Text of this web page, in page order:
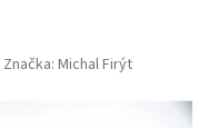
Značka: Michal Firýt